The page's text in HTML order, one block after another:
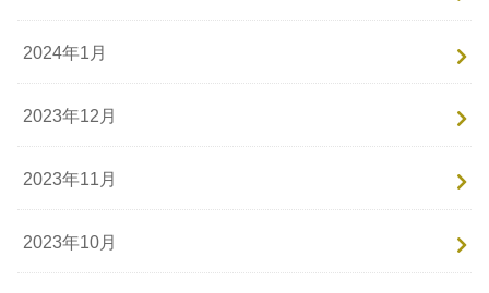
2024年1月
2023年12月
2023年11月
2023年10月